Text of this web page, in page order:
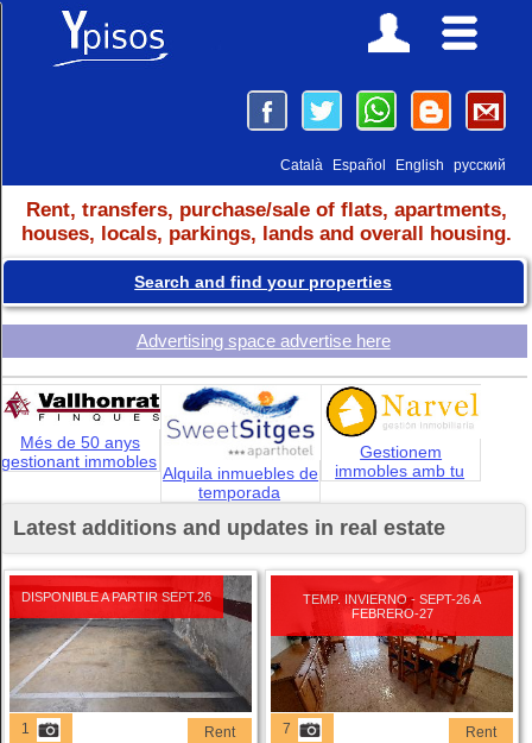
русский
English
Español
Català
Rent, transfers, purchase/sale of flats, apartments,
houses, locals, parkings, lands and overall housing.
Search and find your properties
Advertising space advertise here
Més de 50 anys
gestionant immobles
Alquila inmuebles de
temporada
Gestionem
immobles amb tu
Latest additions and updates in real estate
DISPONIBLE A PARTIR SEPT.26
1 Rent
TEMP. INVIERNO - SEPT-26 A
FEBRERO-27
7 Rent